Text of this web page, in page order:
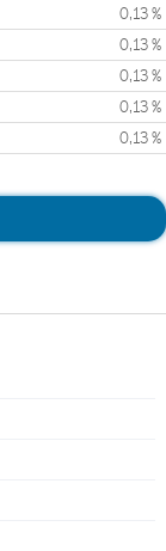
0,13 %
0,13 %
0,13 %
0,13 %
0,13 %